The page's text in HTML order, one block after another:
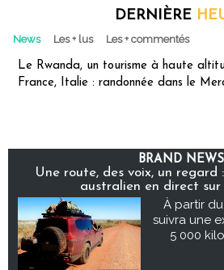
DERNIÈRE
News Les + lus Les + commentés
Le Rwanda, un tourisme à haute
France, Italie : randonnée dans le
BRAND NEWS
Une route, des voix, un regard
australien en direct sur
À partir
suivra une
5 000